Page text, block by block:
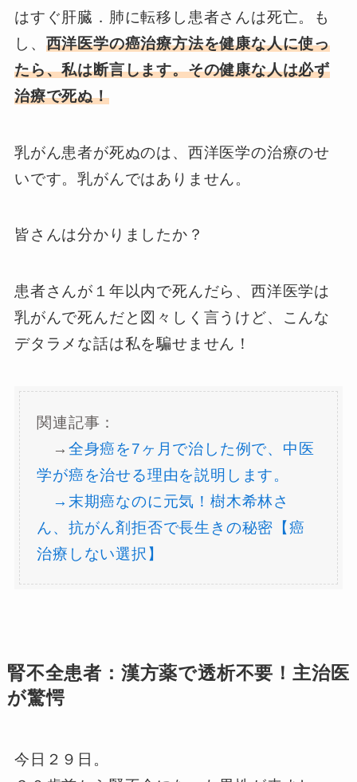
はすぐ肝臓．肺に転移し患者さんは死亡。も
し、 西洋医学の癌治療方法を健康な人に使っ
たら、私は断言します。その健康な人は必ず
治療で死ぬ！
乳がん患者が死ぬのは、西洋医学の治療のせ
いです。乳がんではありません。
皆さんは分かりましたか？
患者さんが１年以内で死んだら、西洋医学は
乳がんで死んだと図々しく言うけど、こんな
デタラメな話は私を騙せません！
関連記事：
→ 全身癌を7ヶ月で治した例で、中医
学が癌を治せる理由を説明します。
→末期癌なのに元気！樹木希林さ
ん、抗がん剤拒否で長生きの秘密【癌
治療しない選択】
腎不全患者：漢方薬で透析不要！主治医
が驚愕
今日２９日。